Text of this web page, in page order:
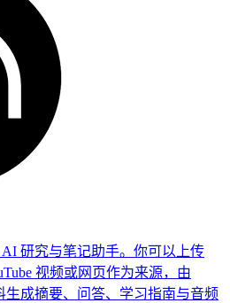
AI 研究与笔记助手。你可以上传
视频或网页作为来源，由
生成摘要、问答、学习指南与音频